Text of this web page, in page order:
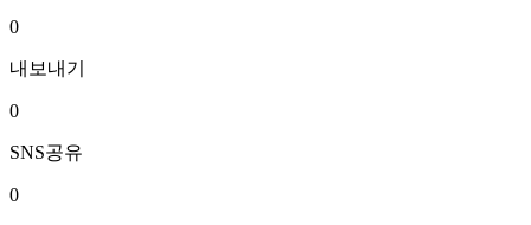
0
내보내기
0
SNS공유
0